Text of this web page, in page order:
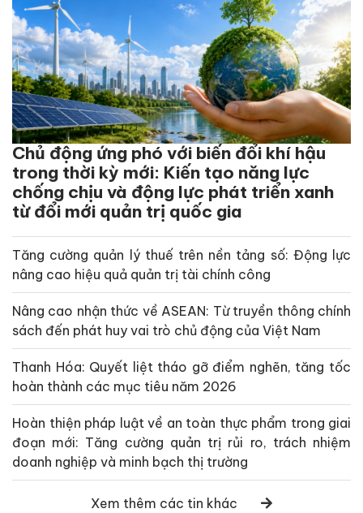
Chủ động ứng phó với biến đổi khí hậu
trong thời kỳ mới: Kiến tạo năng lực
chống chịu và động lực phát triển xanh
từ đổi mới quản trị quốc gia
Tăng cường quản lý thuế trên nền tảng số: Động lực
nâng cao hiệu quả quản trị tài chính công
Nâng cao nhận thức về ASEAN: Từ truyền thông chính
sách đến phát huy vai trò chủ động của Việt Nam
Thanh Hóa: Quyết liệt tháo gỡ điểm nghẽn, tăng tốc
hoàn thành các mục tiêu năm 2026
Hoàn thiện pháp luật về an toàn thực phẩm trong giai
đoạn mới: Tăng cường quản trị rủi ro, trách nhiệm
doanh nghiệp và minh bạch thị trường
Xem thêm các tin khác